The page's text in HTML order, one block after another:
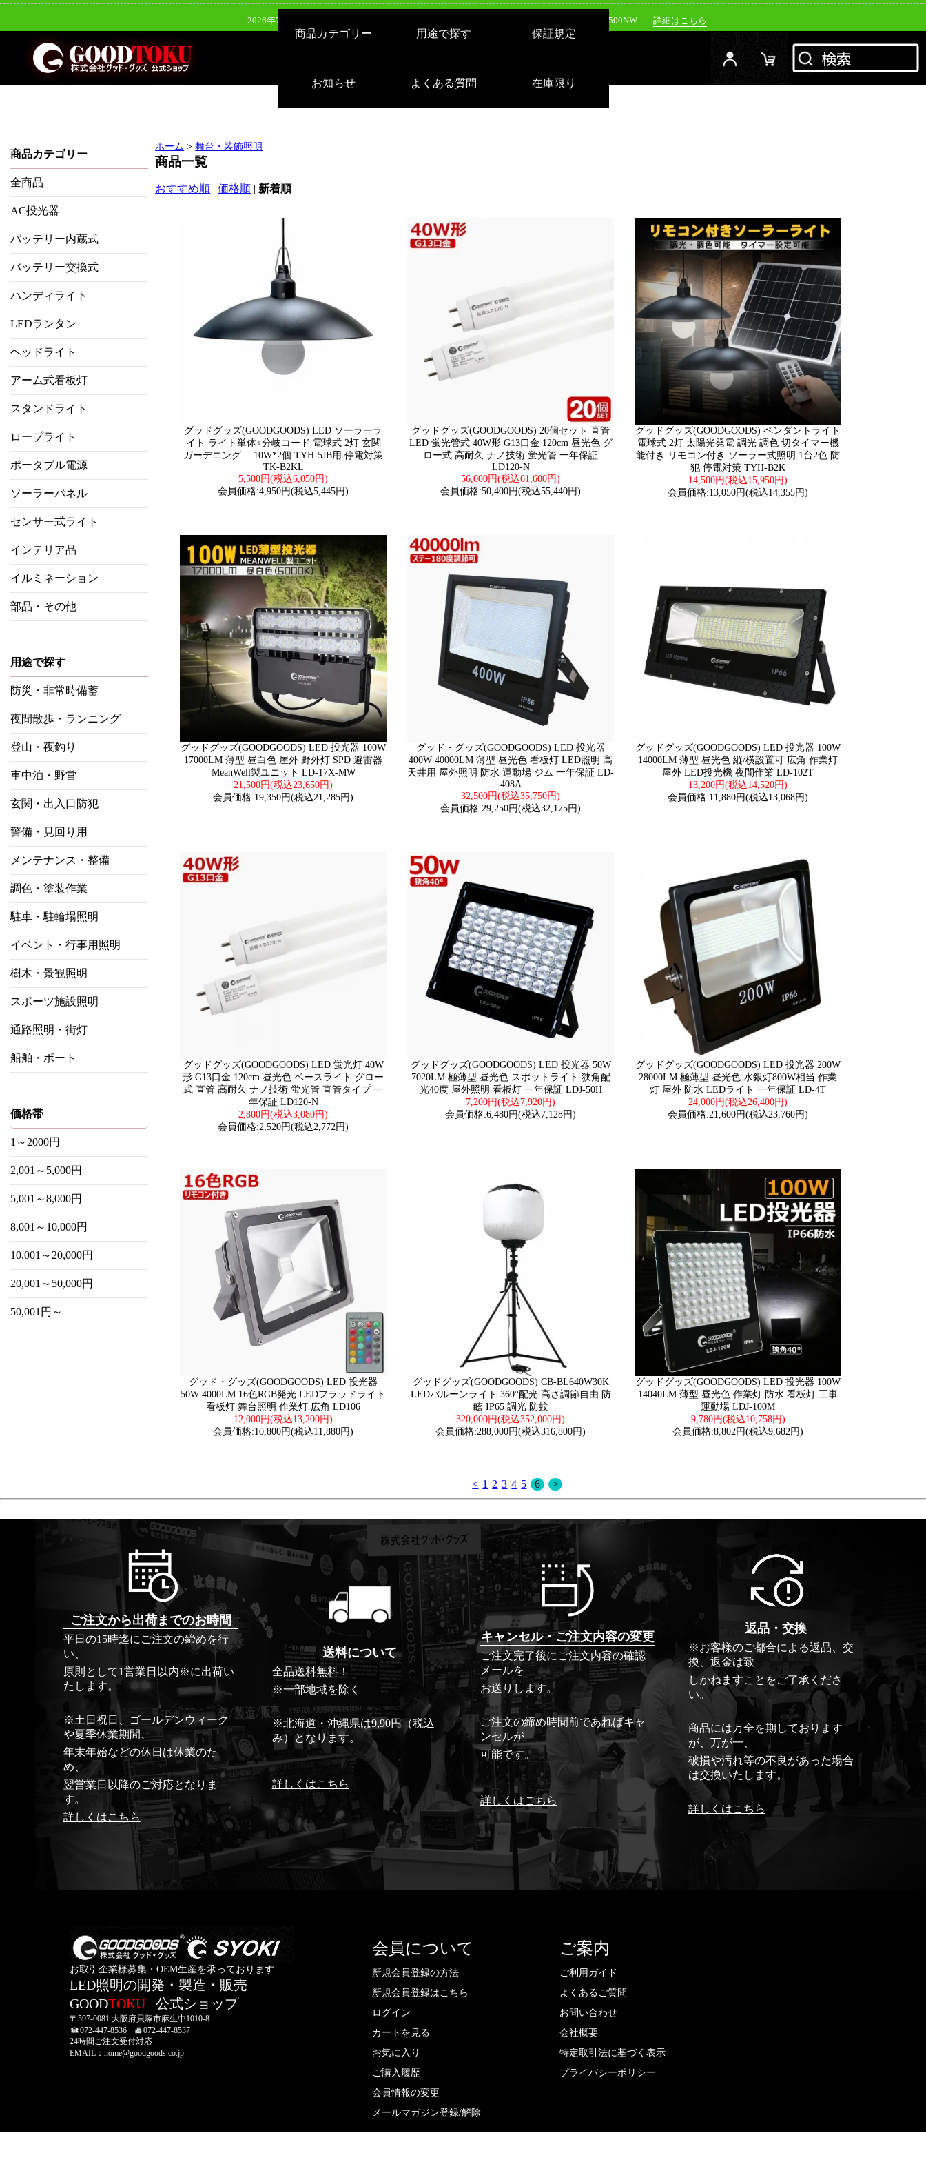
2026年7月28日（火）新発売：500W LEDバルーンライト AirGlowエアグロウ EVO KT-BL500NW 詳細はこちら
2026年6月24日（水）新発売：LEDサーチライト 充電式 10000lm 1500m遠距離照射 スタンドつき IP65 YC-1500M
2026年8月3日（月）新発売：逆富士形 40W形/24W切り替え 4800lm 天井照明 LD-24-40RFJ
商品カテゴリー 用途で探す 保証規定
お知らせ よくある質問 在庫限り
商品カテゴリー
全商品
AC投光器
バッテリー内蔵式
バッテリー交換式
ハンディライト
LEDランタン
ヘッドライト
アーム式看板灯
スタンドライト
ロープライト
ポータブル電源
ソーラーパネル
センサー式ライト
インテリア品
イルミネーション
部品・その他
用途で探す
防災・非常時備蓄
夜間散歩・ランニング
登山・夜釣り
車中泊・野営
玄関・出入口防犯
警備・見回り用
メンテナンス・整備
調色・塗装作業
駐車・駐輪場照明
イベント・行事用照明
樹木・景観照明
スポーツ施設照明
通路照明・街灯
船舶・ボート
価格帯
1～2000円
2,001～5,000円
5,001～8,000円
8,001～10,000円
10,001～20,000円
20,001～50,000円
50,001円～
ホーム >舞台・装飾照明
商品一覧
おすすめ順 |価格順 | 新着順
グッドグッズ(GOODGOODS) LED ソーラーラ
イト ライト単体+分岐コード 電球式 2灯 玄関
ガーデニング 10W*2個 TYH-5JB用 停電対策
TK-B2KL
5,500円(税込6,050円)
会員価格:4,950円(税込5,445円)
グッドグッズ(GOODGOODS) 20個セット 直管
LED 蛍光管式 40W形 G13口金 120cm 昼光色 グ
ロー式 高耐久 ナノ技術 蛍光管 一年保証
LD120-N
56,000円(税込61,600円)
会員価格:50,400円(税込55,440円)
グッドグッズ(GOODGOODS) ペンダントライト
電球式 2灯 太陽光発電 調光 調色 切タイマー機
能付き リモコン付き ソーラー式照明 1台2色 防
犯 停電対策 TYH-B2K
14,500円(税込15,950円)
会員価格:13,050円(税込14,355円)
グッドグッズ(GOODGOODS) LED 投光器 100W
17000LM 薄型 昼白色 屋外 野外灯 SPD 避雷器
MeanWell製ユニット LD-17X-MW
21,500円(税込23,650円)
会員価格:19,350円(税込21,285円)
グッド・グッズ(GOODGOODS) LED 投光器
400W 40000LM 薄型 昼光色 看板灯 LED照明 高
天井用 屋外照明 防水 運動場 ジム 一年保証 LD-
408A
32,500円(税込35,750円)
会員価格:29,250円(税込32,175円)
グッドグッズ(GOODGOODS) LED 投光器 100W
14000LM 薄型 昼光色 縦/横設置可 広角 作業灯
屋外 LED投光機 夜間作業 LD-102T
13,200円(税込14,520円)
会員価格:11,880円(税込13,068円)
グッドグッズ(GOODGOODS) LED 蛍光灯 40W
形 G13口金 120cm 昼光色 ベースライト グロー
式 直管 高耐久 ナノ技術 蛍光管 直管タイプ 一
年保証 LD120-N
2,800円(税込3,080円)
会員価格:2,520円(税込2,772円)
グッドグッズ(GOODGOODS) LED 投光器 50W
7020LM 極薄型 昼光色 スポットライト 狭角配
光40度 屋外照明 看板灯 一年保証 LDJ-50H
7,200円(税込7,920円)
会員価格:6,480円(税込7,128円)
グッドグッズ(GOODGOODS) LED 投光器 200W
28000LM 極薄型 昼光色 水銀灯800W相当 作業
灯 屋外 防水 LEDライト 一年保証 LD-4T
24,000円(税込26,400円)
会員価格:21,600円(税込23,760円)
グッド・グッズ(GOODGOODS) LED 投光器
50W 4000LM 16色RGB発光 LEDフラッドライト
看板灯 舞台照明 作業灯 広角 LD106
12,000円(税込13,200円)
会員価格:10,800円(税込11,880円)
グッドグッズ(GOODGOODS) CB-BL640W30K
LEDバルーンライト 360°配光 高さ調節自由 防
眩 IP65 調光 防蚊
320,000円(税込352,000円)
会員価格:288,000円(税込316,800円)
グッドグッズ(GOODGOODS) LED 投光器 100W
14040LM 薄型 昼光色 作業灯 防水 看板灯 工事
運動場 LDJ-100M
9,780円(税込10,758円)
会員価格:8,802円(税込9,682円)
< 1 2 3 4 5 6 >
ご注文から出荷までのお時間
平日の15時迄にご注文の締めを行
い、
原則として1営業日以内※に出荷い
たします。
※土日祝日、ゴールデンウィーク
や夏季休業期間、
年末年始などの休日は休業のた
め、
翌営業日以降のご対応となりま
す。
詳しくはこちら
送料について
全品送料無料！
※一部地域を除く
※北海道・沖縄県は9,90円（税込
み）となります。
詳しくはこちら
キャンセル・ご注文内容の変更
ご注文完了後にご注文内容の確認
メールを
お送りします。
ご注文の締め時間前であればキャ
ンセルが
可能です。
詳しくはこちら
返品・交換
※お客様のご都合による返品、交
換、返金は致
しかねますことをご了承くださ
い。
商品には万全を期しております
が、万が一、
破損や汚れ等の不良があった場合
は交換いたします。
詳しくはこちら
お取引企業様募集・OEM生産を承っております
LED照明の開発・製造・販売
GOODTOKU 公式ショップ
〒597-0081 大阪府貝塚市麻生中1010-8
072-447-8536
072-447-8537
24時間ご注文受付対応
EMAIL：home@goodgoods.co.jp
会員について
新規会員登録の方法
新規会員登録はこちら
ログイン
カートを見る
お気に入り
ご購入履歴
会員情報の変更
メールマガジン登録/解除
ご案内
ご利用ガイド
よくあるご質問
お問い合わせ
会社概要
特定取引法に基づく表示
プライバシーポリシー